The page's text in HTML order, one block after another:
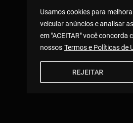
Usamos cookies para
veicular anúncios e analisar
em "ACEITAR" você concorda
nossos Termos e Políticas de
REJEITAR